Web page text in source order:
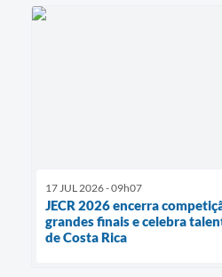
17 JUL 2026 - 09h07
JECR 2026 encerra
grandes finais e celebra
de Costa Rica